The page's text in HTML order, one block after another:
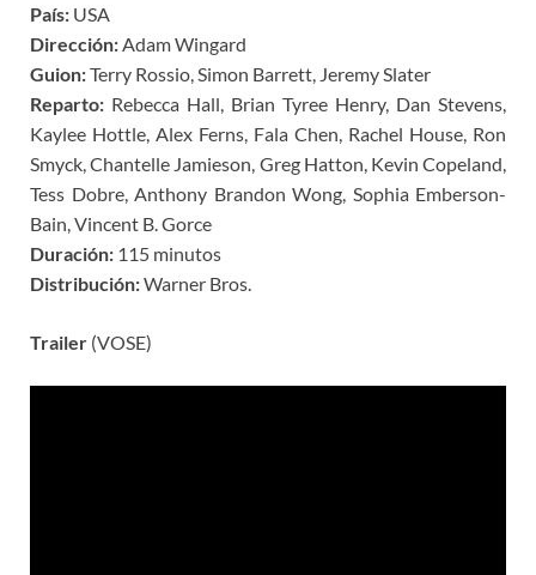
País: USA
Dirección: Adam Wingard
Guion:Terry Rossio, Simon Barrett, Jeremy Slater
Reparto: Rebecca Hall, Brian Tyree Henry, Dan Stevens,
Kaylee Hottle, Alex Ferns, Fala Chen, Rachel House, Ron
Smyck, Chantelle Jamieson, Greg Hatton, Kevin Copeland,
Tess Dobre, Anthony Brandon Wong, Sophia Emberson-
Bain, Vincent B. Gorce
Duración: 115 minutos
Distribución:Warner Bros.
Trailer (VOSE)